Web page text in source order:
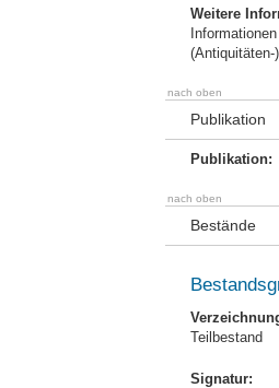
Weitere
nach oben
Publikation
Publikation:
nach oben
Bestände
Teilbestand
Signatur: